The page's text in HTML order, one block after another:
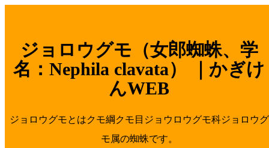
ジョロウグモ（女郎蜘蛛、学
名：Nephila clavata） ｜かぎけ
んWEB
ジョロウグモとはクモ綱クモ目ジョウロウグモ科ジョロウグ
モ属の蜘蛛です。